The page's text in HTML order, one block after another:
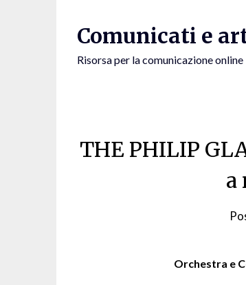
Comunicati e
Risorsa per la comunicazione online
THE PHILIP
a
Orchestra e